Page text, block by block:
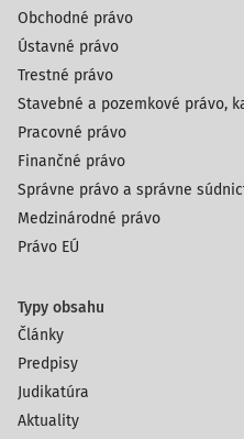
Obchodné právo
Ústavné právo
Trestné právo
Stavebné a pozemkové právo,
Pracovné právo
Finančné právo
Správne právo a správne
Medzinárodné právo
Právo EÚ
Typy obsahu
Články
Predpisy
Judikatúra
Aktuality